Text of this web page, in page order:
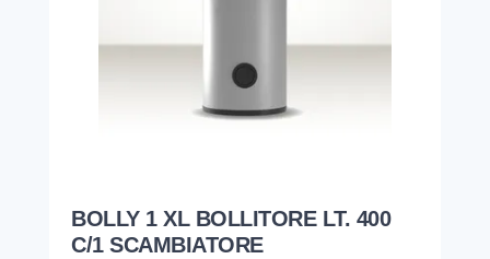
BOLLY 1 XL BOLLITORE LT. 400
C/1 SCAMBIATORE